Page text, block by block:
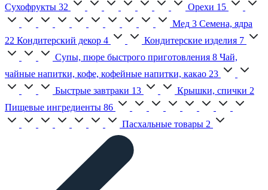
Сухофрукты 32 Орехи 15
Мед 3 Семена, ядра
22 Кондитерский декор 4 Кондитерские изделия 7
Супы, пюре быстрого приготовления 8 Чай,
чайные напитки, кофе, кофейные напитки, какао 23
Быстрые завтраки 13 Крышки, спички 2
Пищевые ингредиенты 86
Пасхальные товары 2